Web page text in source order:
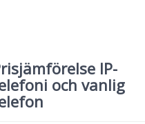
IP-
och vanlig